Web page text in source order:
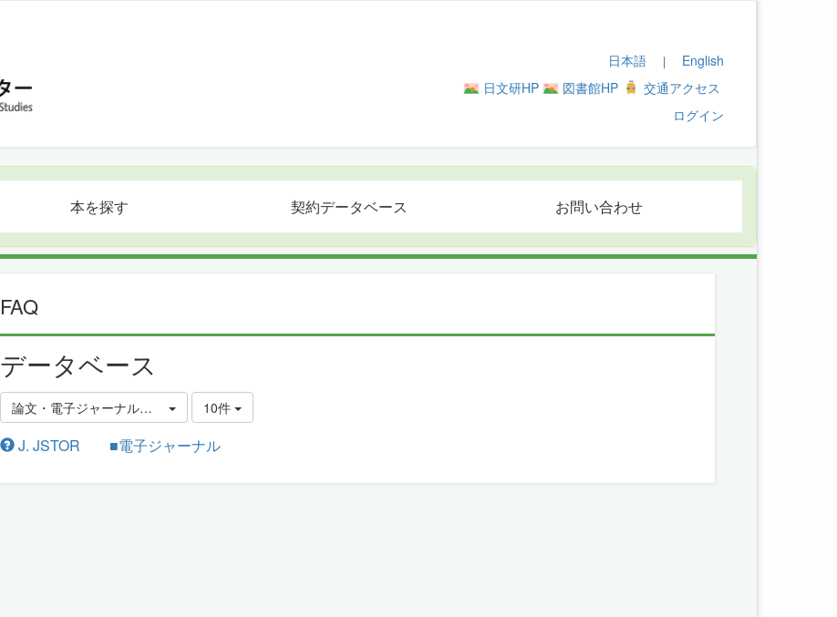
日本語｜ English
日文研HP
図書館HP
交通アクセス
ログイン
本を探す 契約データベース お問い合わせ
FAQ
データベース
論文・電子ジャーナルを探す 10件
J. JSTOR ■電子ジャーナル